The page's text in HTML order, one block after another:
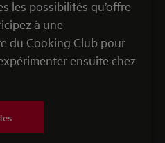
les possibilités qu’offre
à une
du Cooking Club pour
ensuite chez